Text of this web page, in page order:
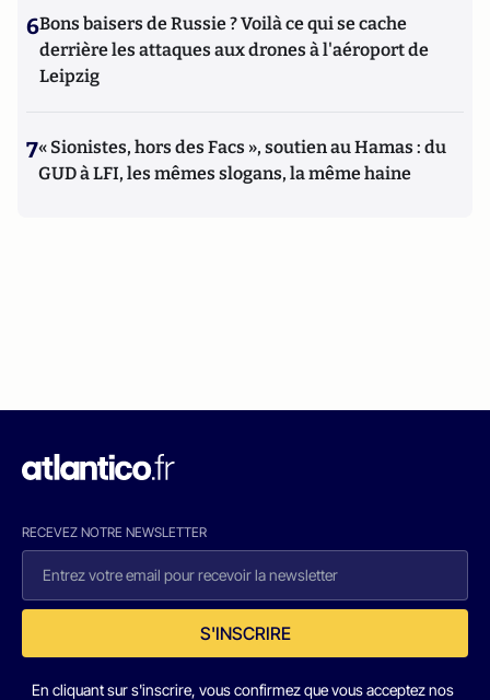
6Bons baisers de Russie ? Voilà ce qui se cache
derrière les attaques aux drones à l'aéroport de
Leipzig
7« Sionistes, hors des Facs », soutien au Hamas : du
GUD à LFI, les mêmes slogans, la même haine
RECEVEZ NOTRE NEWSLETTER
S'INSCRIRE
En cliquant sur s'inscrire, vous confirmez que vous acceptez nos